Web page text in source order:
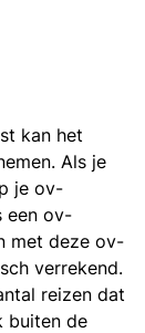
kan het
Als je
je ov-
een ov-
met deze ov-
verrekend.
reizen dat
buiten de